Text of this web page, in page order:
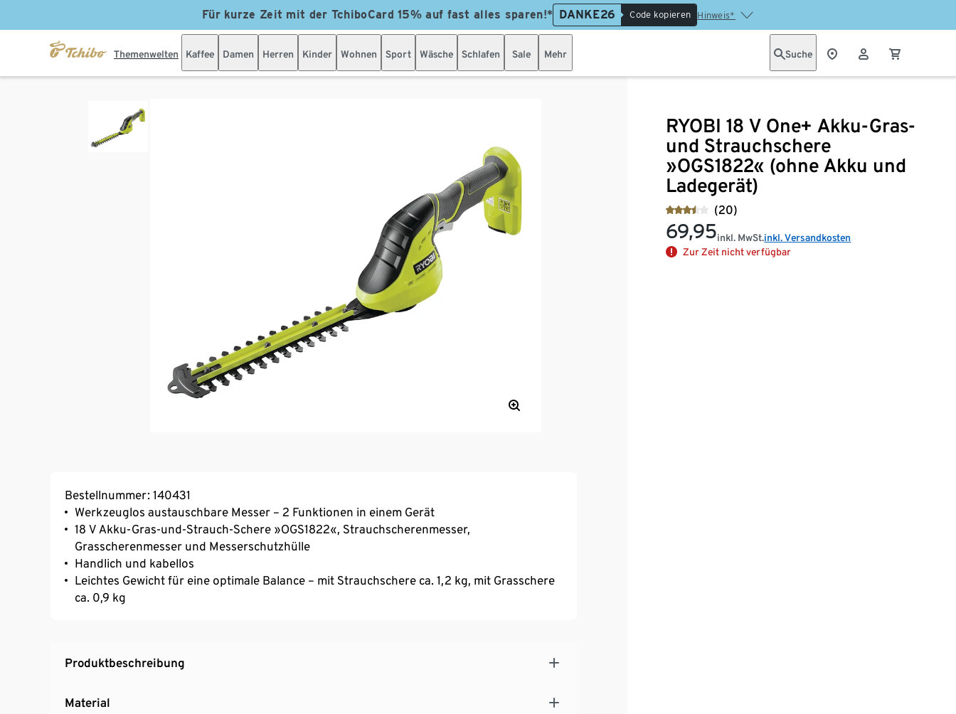
Für kurze Zeit mit der TchiboCard 15% auf fast alles sparen!* DANKE26 Code kopieren Hinweis*
Themenwelten Kaffee Damen Herren Kinder Wohnen Sport Wäsche Schlafen Sale Mehr Suche
RYOBI 18 V One+ Akku-Gras-
und Strauchschere
»OGS1822« (ohne Akku und
Ladegerät)
(20)
69,95inkl. MwSt.inkl. Versandkosten
Zur Zeit nicht verfügbar
Bestellnummer: 140431
Werkzeuglos austauschbare Messer – 2 Funktionen in einem Gerät
18 V Akku-Gras-und-Strauch-Schere »OGS1822«, Strauchscherenmesser,
Grasscherenmesser und Messerschutzhülle
Handlich und kabellos
Leichtes Gewicht für eine optimale Balance – mit Strauchschere ca. 1,2 kg, mit Grasschere
ca. 0,9 kg
Produktbeschreibung
Material